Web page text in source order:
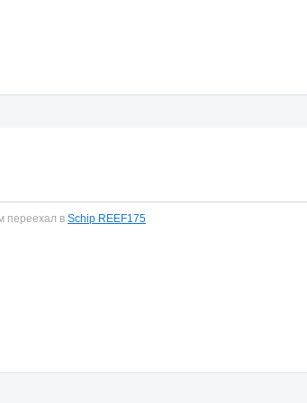
переехал в Schip REEF175